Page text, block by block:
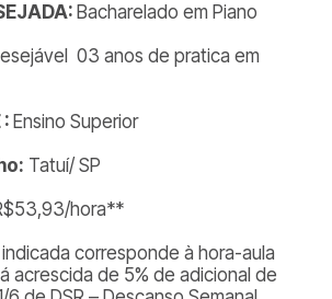
Bacharelado em Piano
03 anos de pratica em
: Ensino Superior
Tatuí/ SP
hora**
corresponde à hora-aula
acrescida de 5% de adicional de